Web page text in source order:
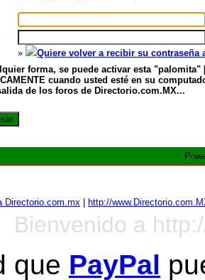
»
Quiere volver a recibir su
forma, se puede activar esta
cuando usted esté en su
de los foros de Directorio.com.MX...
Directorio.com.mx http://
Bienvenido a
que PayPal